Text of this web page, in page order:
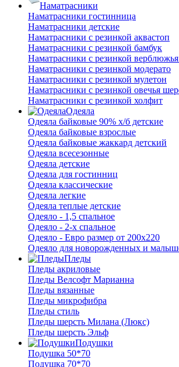
Наматрасники
Наматрасники гостинница
Наматрасники детские
Наматрасники с резинкой аквастоп
Наматрасники с резинкой бамбук
Наматрасники с резинкой
Наматрасники с резинкой модерато
Наматрасники с резинкой мулетон
Наматрасники с резинкой овечья
Наматрасники с резинкой холфит
Одеяла
Одеяла байковые 90% х/б детские
Одеяла байковые взрослые
Одеяла байковые жаккард детский
Одеяла всесезонные
Одеяла детские
Одеяла для гостинниц
Одеяла классические
Одеяла легкие
Одеяла теплые детские
Одеяло - 1,5 спальное
Одеяло - 2-х спальное
Одеяло - Евро размер от 200х220
Одеяло для новорожденных и
Пледы
Пледы акриловые
Пледы Велсофт Марианна
Пледы вязанные
Пледы микрофибра
Пледы стиль
Пледы шерсть Милана (Люкс)
Пледы шерсть Эльф
Подушки
Подушка 50*70
Подушка 70*70